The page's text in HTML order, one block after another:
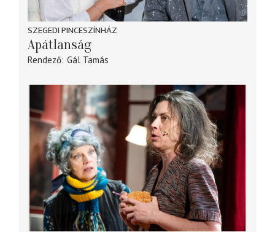
SZEGEDI PINCESZÍNHÁZ
Apátlanság
Rendező Gál Tamás